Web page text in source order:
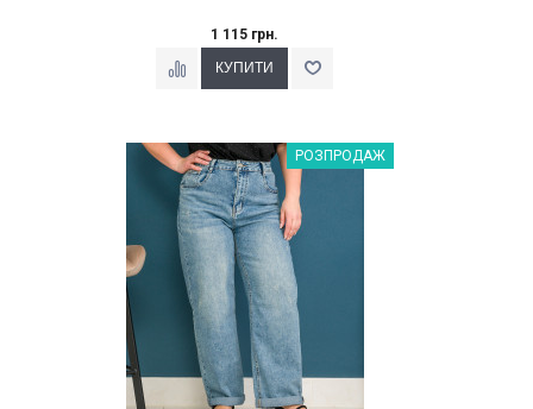
1 115 грн.
Наклейки Варіант з %РОЗПРОДАЖ